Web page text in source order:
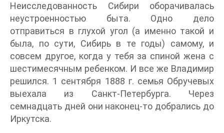
Неисследованность Сибири оборачивалась
неустроенностью быта. Одно дело
отправиться в глухой угол (а именно такой и
была, по сути, Сибирь в те годы) самому, и
совсем другое, когда у тебя за спиной жена с
шестимесячным ребенком. И все же Владимир
решился. 1 сентября 1888 г. семья Обручевых
выехала из Санкт-Петербурга. Через
семнадцать дней они наконец-то добрались до
Иркутска.